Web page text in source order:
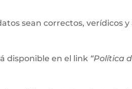
sean correctos, verídicos
disponible en el link “Política